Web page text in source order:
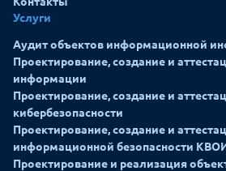
Услуги
Аудит объектов информационной
Проектирование, создание и
информации
Проектирование, создание и
кибербезопасности
Проектирование, создание и
информационной безопасности
Проектирование и реализация